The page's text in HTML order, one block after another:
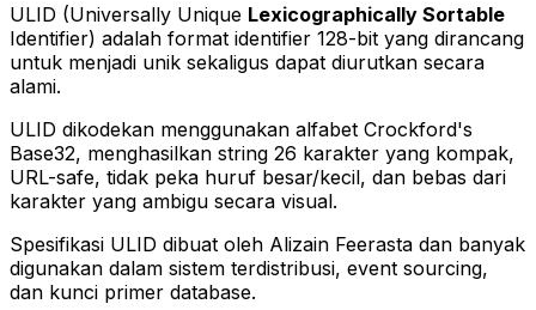
ULID (Universally Unique Lexicographically Sortable
Identifier) adalah format identifier 128-bit yang dirancang
untuk menjadi unik sekaligus dapat diurutkan secara
alami.
ULID dikodekan menggunakan alfabet Crockford's
Base32, menghasilkan string 26 karakter yang kompak,
URL-safe, tidak peka huruf besar/kecil, dan bebas dari
karakter yang ambigu secara visual.
Spesifikasi ULID dibuat oleh Alizain Feerasta dan banyak
digunakan dalam sistem terdistribusi, event sourcing,
dan kunci primer database.